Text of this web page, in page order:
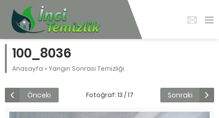
100_8036
Anasayfa » Yangın Sonrası Temizliği
Önceki Fotoğraf: 13 / 17 Sonraki